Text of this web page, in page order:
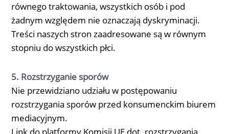
równego traktowania, wszystkich osób i pod
żadnym względem nie oznaczają dyskryminacji.
Treści naszych stron zaadresowane są w równym
stopniu do wszystkich płci.
5. Rozstrzyganie sporów
Nie przewidziano udziału w postępowaniu
rozstrzygania sporów przed konsumenckim biurem
mediacyjnym.